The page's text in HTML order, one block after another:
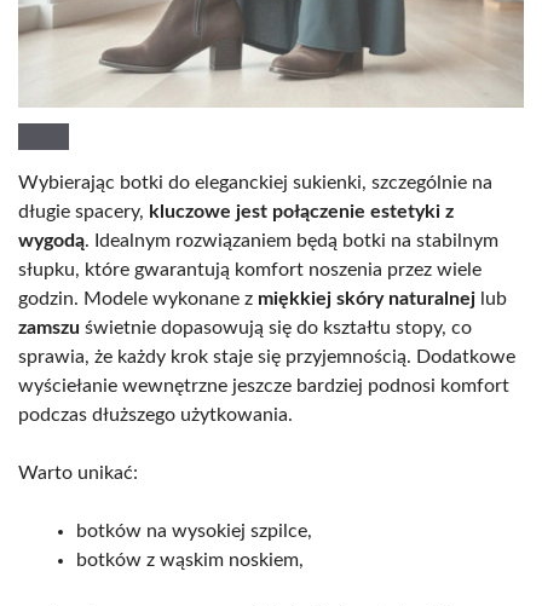
Wybierając botki do eleganckiej sukienki, szczególnie na
długie spacery, kluczowe jest połączenie estetyki z
wygodą. Idealnym rozwiązaniem będą botki na stabilnym
słupku, które gwarantują komfort noszenia przez wiele
godzin. Modele wykonane z miękkiej skóry naturalnej lub
zamszu świetnie dopasowują się do kształtu stopy, co
sprawia, że każdy krok staje się przyjemnością. Dodatkowe
wyściełanie wewnętrzne jeszcze bardziej podnosi komfort
podczas dłuższego użytkowania.
Warto unikać:
botków na wysokiej szpilce,
botków z wąskim noskiem,